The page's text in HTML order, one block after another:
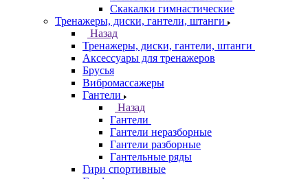
Скакалки гимнастические
Тренажеры, диски, гантели, штанги
Назад
Тренажеры, диски, гантели, штанги
Аксессуары для тренажеров
Брусья
Вибромассажеры
Гантели
Назад
Гантели
Гантели неразборные
Гантели разборные
Гантельные ряды
Гири спортивные